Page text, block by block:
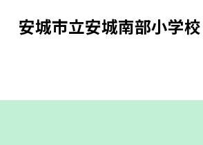
安城市立安城南部小学校